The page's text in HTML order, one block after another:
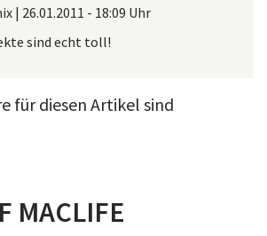
| 26.01.2011 - 18:09 Uhr
sind echt toll!
für diesen Artikel sind
MACLIFE